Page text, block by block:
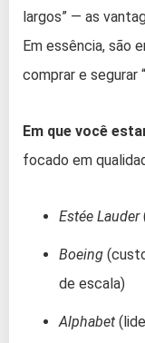
largos” — as
Em essência, são
comprar e segurar
Em que você
focado em
Estée Lauder
Boeing
de escala)
Alphabet